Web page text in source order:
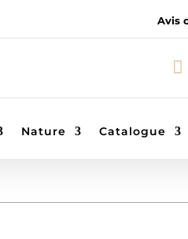
Avis

Nature Catalogue